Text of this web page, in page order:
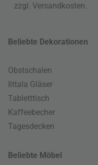
zzgl. Versandkosten
Beliebte Dekorationen
Obstschalen
Iittala Gläser
Tabletttisch
Kaffeebecher
Tagesdecken
Beliebte Möbel